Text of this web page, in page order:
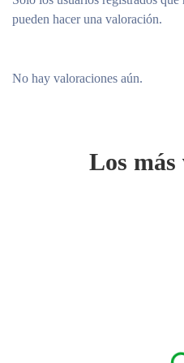
No hay valoraciones aún.
pueden hacer una valoración.
Los más